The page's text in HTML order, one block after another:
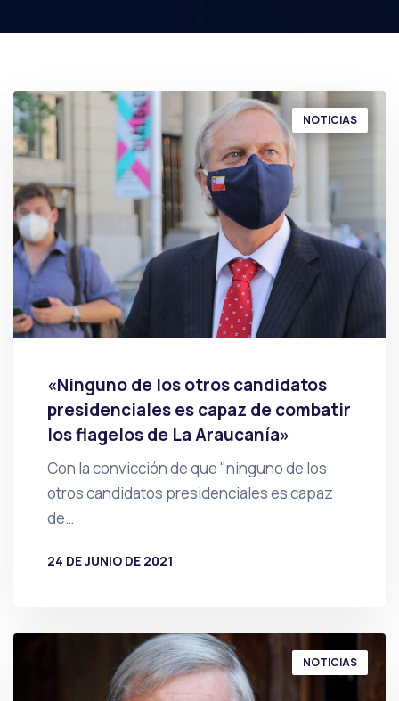
NOTICIAS
«Ninguno de los otros candidatos
presidenciales es capaz de combatir
los flagelos de La Araucanía»
Con la convicción de que "ninguno de los
otros candidatos presidencia­les es capaz
de…
24 DE JUNIO DE 2021
NOTICIAS